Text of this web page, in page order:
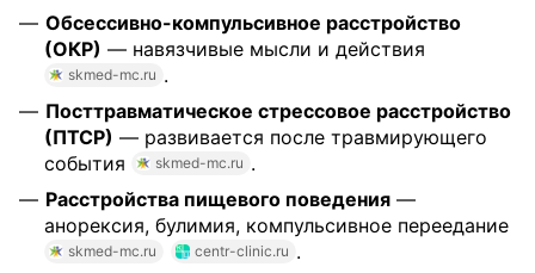
Обсессивно-компульсивное расстройство
(ОКР) — навязчивые мысли и действия
skmed-mc.ru .
Посттравматическое стрессовое расстройство
(ПТСР) — развивается после травмирующего
события
skmed-mc.ru .
Расстройства пищевого поведения —
анорексия, булимия, компульсивное переедание
skmed-mc.ru centr-clinic.ru .